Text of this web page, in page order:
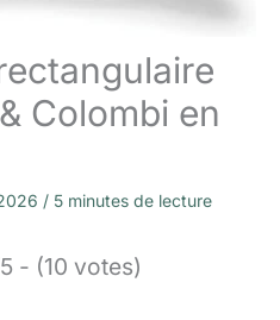
Colombi en
/ 5 minutes de lecture
- (10 votes)